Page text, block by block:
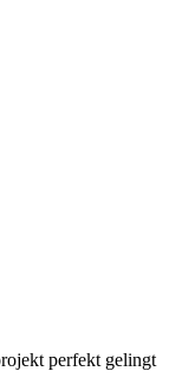
perfekt gelingt